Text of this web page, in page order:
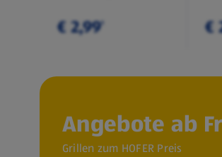
€ 2,99¹ €
Angebote ab
Grillen zum HOFER Preis